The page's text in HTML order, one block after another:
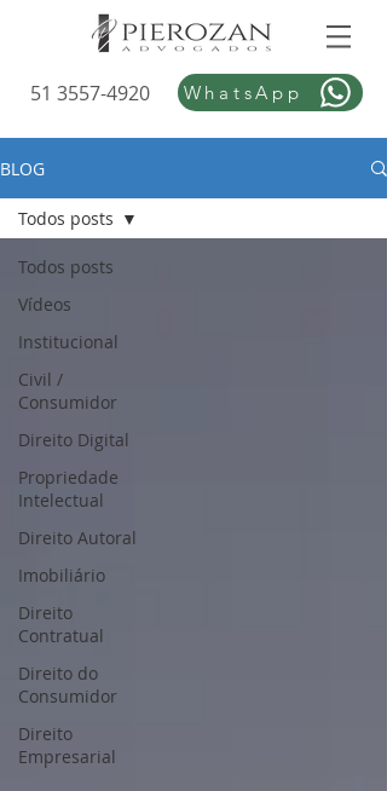
51 3557-4920 WhatsApp
BLOG
Todos posts
Vídeos
Institucional
Civil /
Consumidor
Direito Digital
Propriedade
Intelectual
Direito Autoral
Imobiliário
Direito
Contratual
Direito do
Consumidor
Direito
Empresarial
Todos posts